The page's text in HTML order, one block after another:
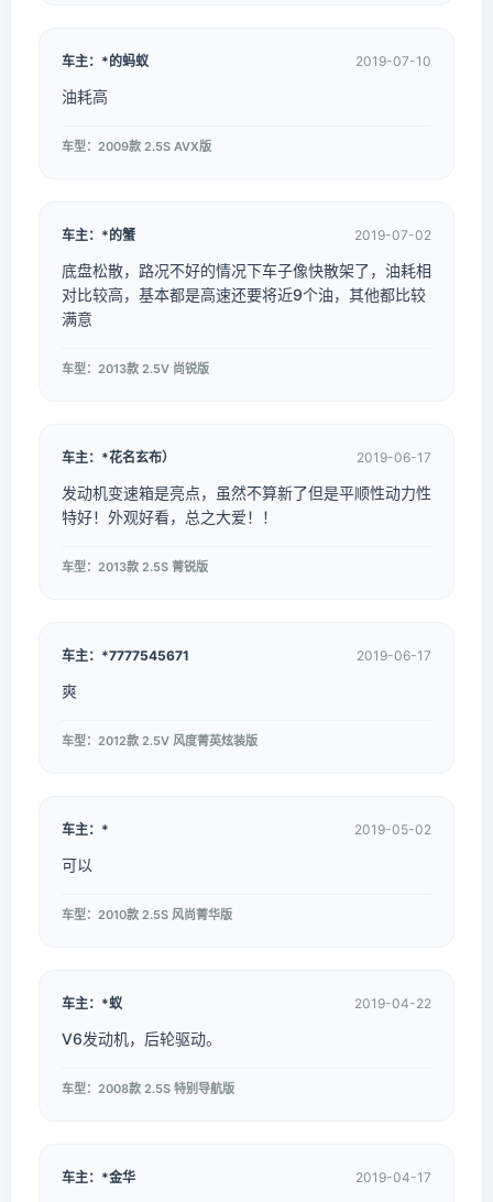
车主：*的蚂蚁 2019-07-10
油耗高
车型：2009款 2.5S AVX版
车主：*的蟹 2019-07-02
底盘松散，路况不好的情况下车子像快散架了，油耗相
对比较高，基本都是高速还要将近9个油，其他都比较
满意
车型：2013款 2.5V 尚锐版
车主：*花名玄布） 2019-06-17
发动机变速箱是亮点，虽然不算新了但是平顺性动力性
特好！外观好看，总之大爱！！
车型：2013款 2.5S 菁锐版
车主：*7777545671 2019-06-17
爽
车型：2012款 2.5V 风度菁英炫装版
车主：* 2019-05-02
可以
车型：2010款 2.5S 风尚菁华版
车主：*蚁 2019-04-22
V6发动机，后轮驱动。
车型：2008款 2.5S 特别导航版
车主：*金华 2019-04-17